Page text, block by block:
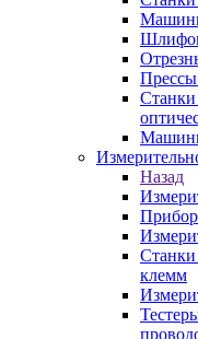
Прессы
Станки
Назад
Станки
клемм